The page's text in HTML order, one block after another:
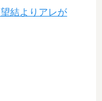
結よりアレが